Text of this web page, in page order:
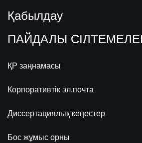
Қабылдау
ПАЙДАЛЫ
ҚР заңнамасы
Корпоративтік эл.почта
Диссертациялық кеңестер
Бос жұмыс орны